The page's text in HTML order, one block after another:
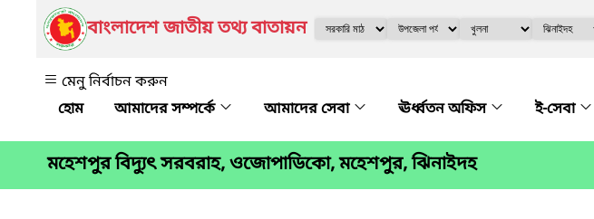
বাংলাদেশ জাতীয় তথ্য বাতায়ন
মেনু নির্বাচন করুন
আমাদের সম্পর্কে
আমাদের সেবা ঊর্ধ্বতন অফিস ই-সেবা
মহেশপুর বিদ্যুৎ সরবরাহ, ওজোপাডিকো, মহেশপুর, ঝিনাইদহ